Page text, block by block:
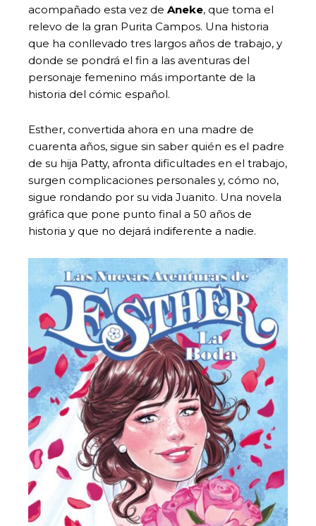
acompañado esta vez de Aneke, que toma el
relevo de la gran Purita Campos. Una historia
que ha conllevado tres largos años de trabajo, y
donde se pondrá el fin a las aventuras del
personaje femenino más importante de la
historia del cómic español.
Esther, convertida ahora en una madre de
cuarenta años, sigue sin saber quién es el padre
de su hija Patty, afronta dificultades en el trabajo,
surgen complicaciones personales y, cómo no,
sigue rondando por su vida Juanito. Una novela
gráfica que pone punto final a 50 años de
historia y que no dejará indiferente a nadie.